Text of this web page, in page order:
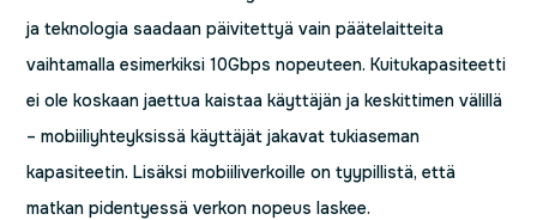
ja teknologia saadaan päivitettyä vain päätelaitteita
vaihtamalla esimerkiksi 10Gbps nopeuteen. Kuitukapasiteetti
ei ole koskaan jaettua kaistaa käyttäjän ja keskittimen välillä
– mobiiliyhteyksissä käyttäjät jakavat tukiaseman
kapasiteetin. Lisäksi mobiiliverkoille on tyypillistä, että
matkan pidentyessä verkon nopeus laskee.